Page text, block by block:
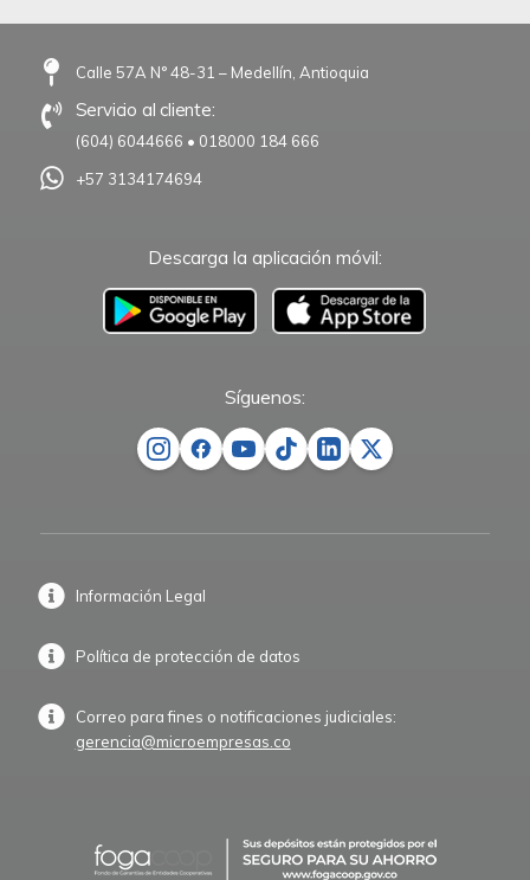
Calle 57A N° 48-31 – Medellín, Antioquia
Servicio al cliente:
(604) 6044666 • 018000 184 666
+57 3134174694
Descarga la aplicación móvil:
–
Síguenos:
Información Legal
Política de protección de datos
Correo para fines o notificaciones judiciales:
gerencia@microempresas.co